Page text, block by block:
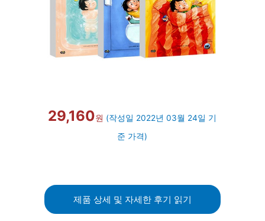
29,160원 (작성일 2022년 03월 24일 기
준 가격)
제품 상세 및 자세한 후기 읽기